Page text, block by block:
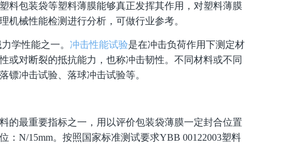
料包装袋等塑料薄膜能够真正发挥其作用，对塑料薄膜
械性能检测进行分析，可做行业参考。
学性能之一。 冲击性能试验是在冲击负荷作用下测定材
或对断裂的抵抗能力，也称冲击韧性。不同材料或不同
镖冲击试验、落球冲击试验等。
的最重要指标之一，用以评价包装袋薄膜一定封合位置
：N/15mm。按照国家标准测试要求YBB 00122003塑料